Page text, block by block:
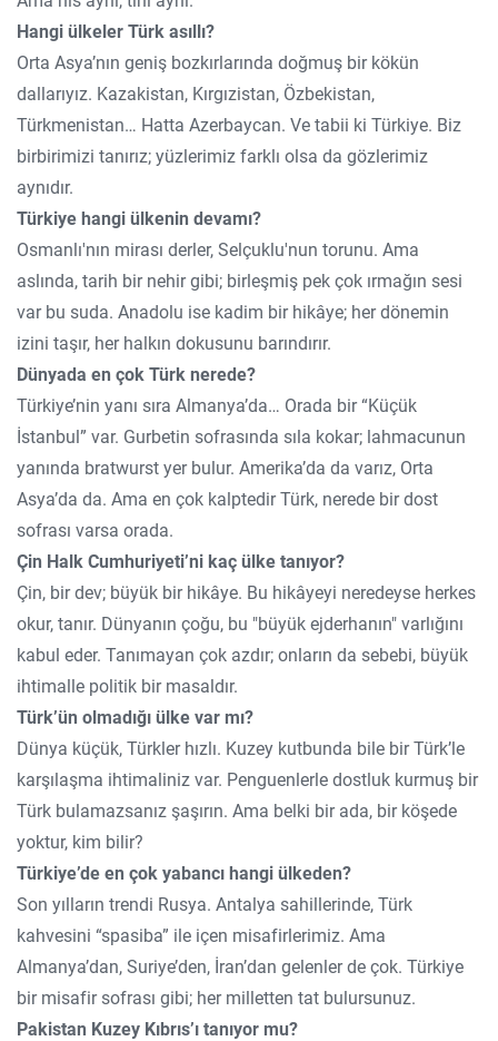
Hangi ülkeler Türk asıllı?
Orta Asya’nın geniş bozkırlarında doğmuş bir kökün
dallarıyız. Kazakistan, Kırgızistan, Özbekistan,
Türkmenistan… Hatta Azerbaycan. Ve tabii ki Türkiye. Biz
birbirimizi tanırız; yüzlerimiz farklı olsa da gözlerimiz
aynıdır.
Türkiye hangi ülkenin devamı?
Osmanlı'nın mirası derler, Selçuklu'nun torunu. Ama
aslında, tarih bir nehir gibi; birleşmiş pek çok ırmağın sesi
var bu suda. Anadolu ise kadim bir hikâye; her dönemin
izini taşır, her halkın dokusunu barındırır.
Dünyada en çok Türk nerede?
Türkiye’nin yanı sıra Almanya’da… Orada bir “Küçük
İstanbul” var. Gurbetin sofrasında sıla kokar; lahmacunun
yanında bratwurst yer bulur. Amerika’da da varız, Orta
Asya’da da. Ama en çok kalptedir Türk, nerede bir dost
sofrası varsa orada.
Çin Halk Cumhuriyeti’ni kaç ülke tanıyor?
Çin, bir dev; büyük bir hikâye. Bu hikâyeyi neredeyse herkes
okur, tanır. Dünyanın çoğu, bu "büyük ejderhanın" varlığını
kabul eder. Tanımayan çok azdır; onların da sebebi, büyük
ihtimalle politik bir masaldır.
Türk’ün olmadığı ülke var mı?
Dünya küçük, Türkler hızlı. Kuzey kutbunda bile bir Türk’le
karşılaşma ihtimaliniz var. Penguenlerle dostluk kurmuş bir
Türk bulamazsanız şaşırın. Ama belki bir ada, bir köşede
yoktur, kim bilir?
Türkiye’de en çok yabancı hangi ülkeden?
Son yılların trendi Rusya. Antalya sahillerinde, Türk
kahvesini “spasiba” ile içen misafirlerimiz. Ama
Almanya’dan, Suriye’den, İran’dan gelenler de çok. Türkiye
bir misafir sofrası gibi; her milletten tat bulursunuz.
Pakistan Kuzey Kıbrıs’ı tanıyor mu?